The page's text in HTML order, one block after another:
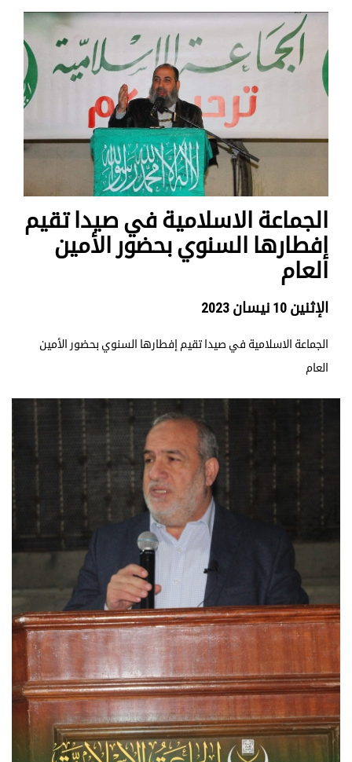
الجماعة الاسلامية في صيدا تقيم
إفطارها السنوي بحضور الأمين
العام
الإثنين 10 نيسان 2023
الجماعة الاسلامية في صيدا تقيم إفطارها السنوي بحضور الأمين
العام